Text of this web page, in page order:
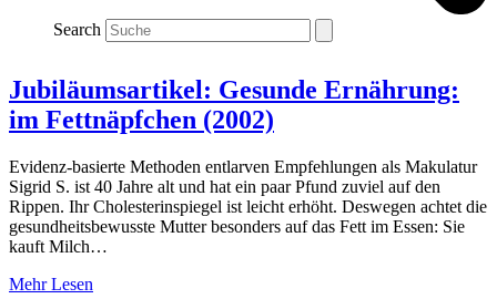
Search
Jubiläumsartikel: Gesunde Ernährung:
im Fettnäpfchen (2002)
Evidenz-basierte Methoden entlarven Empfehlungen als Makulatur
Sigrid S. ist 40 Jahre alt und hat ein paar Pfund zuviel auf den
Rippen. Ihr Cholesterinspiegel ist leicht erhöht. Deswegen achtet die
gesundheitsbewusste Mutter besonders auf das Fett im Essen: Sie
kauft Milch…
Mehr Lesen